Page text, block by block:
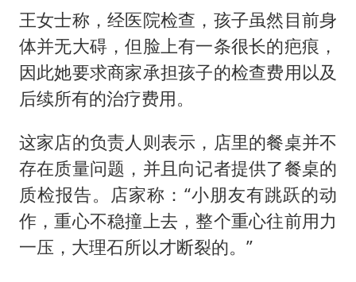
王女士称，经医院检查，孩子虽然目前身
体并无大碍，但脸上有一条很长的疤痕，
因此她要求商家承担孩子的检查费用以及
后续所有的治疗费用。
这家店的负责人则表示，店里的餐桌并不
存在质量问题，并且向记者提供了餐桌的
质检报告。店家称：“小朋友有跳跃的动
作，重心不稳撞上去，整个重心往前用力
一压，大理石所以才断裂的。”